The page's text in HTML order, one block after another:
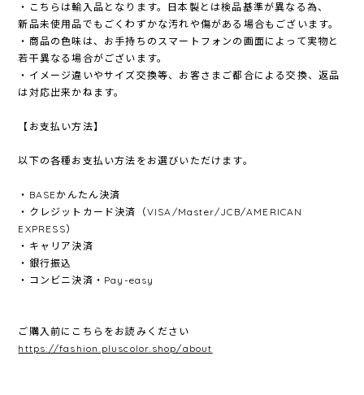
・こちらは輸入品となります。日本製とは検品基準が異なる為、
新品未使用品でもごくわずかな汚れや傷がある場合もございます。
・商品の色味は、お手持ちのスマートフォンの画面によって実物と
若干異なる場合がございます。
・イメージ違いやサイズ交換等、お客さまご都合による交換、返品
は対応出来かねます。
【お支払い方法】
以下の各種お支払い方法をお選びいただけます。
・BASEかんたん決済
・クレジットカード決済（VISA/Master/JCB/AMERICAN
EXPRESS）
・キャリア決済
・銀行振込
・コンビニ決済・Pay-easy
ご購入前にこちらをお読みください
https://fashion.pluscolor.shop/about